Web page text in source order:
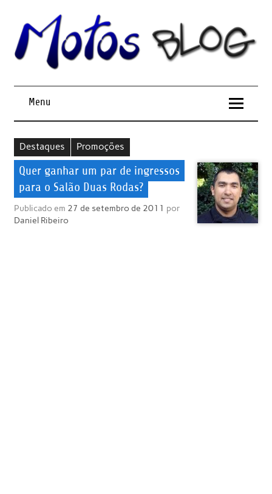
Menu
Destaques Promoções
Quer ganhar um par de ingressos
para o Salão Duas Rodas?
Publicado em 27 de setembro de 2011 por
Daniel Ribeiro